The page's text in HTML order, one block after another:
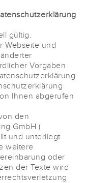
gültig.
Webseite und
Vorgaben
Ihnen abgerufen
den
GmbH (
und unterliegt
weitere
oder
der Texte wird